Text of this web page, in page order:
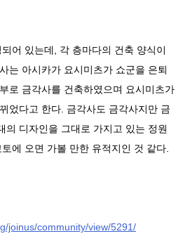
어 있는데, 각 층마다의 건축 양식이
는 아시카가 요시미츠가 쇼군을 은퇴
로 금각사를 건축하였으며 요시미츠가
었다고 한다. 금각사도 금각사지만 금
의 디자인을 그대로 가지고 있는 정원
에 오면 가볼 만한 유적지인 것 같다.
joinus/community/view/5291/